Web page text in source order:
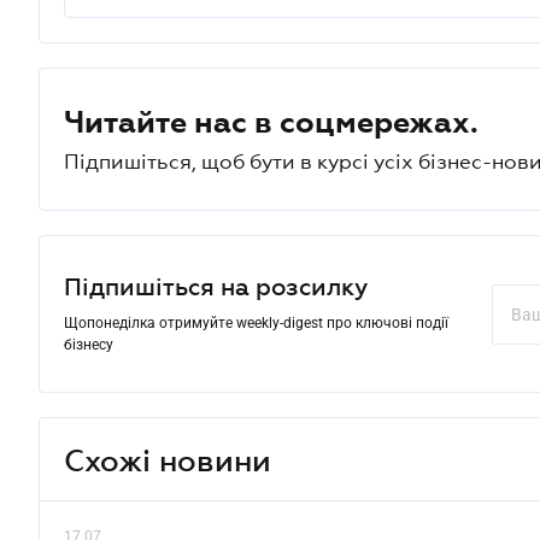
Читайте нас в соцмережах.
Підпишіться, щоб бути в курсі усіх бізнес-
Підпишіться на розсилку
Щопонеділка отримуйте weekly-digest про ключові події
бізнесу
Схожі новини
17.07